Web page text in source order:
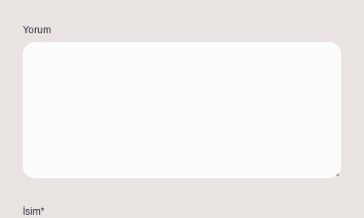
Yorum
İsim*